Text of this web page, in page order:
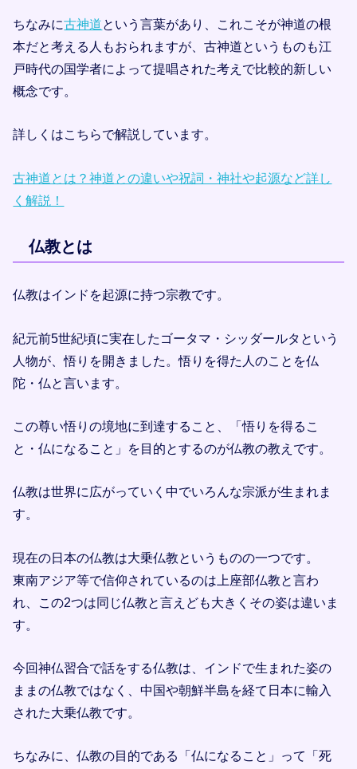
ちなみに古神道という言葉があり、これこそが神道の根
本だと考える人もおられますが、古神道というものも江
戸時代の国学者によって提唱された考えで比較的新しい
概念です。
詳しくはこちらで解説しています。
古神道とは？神道との違いや祝詞・神社や起源など詳し
く解説！
仏教とは
仏教はインドを起源に持つ宗教です。
紀元前5世紀頃に実在したゴータマ・シッダールタという
人物が、悟りを開きました。悟りを得た人のことを仏
陀・仏と言います。
この尊い悟りの境地に到達すること、「悟りを得るこ
と・仏になること」を目的とするのが仏教の教えです。
仏教は世界に広がっていく中でいろんな宗派が生まれま
す。
現在の日本の仏教は大乗仏教というものの一つです。
東南アジア等で信仰されているのは上座部仏教と言わ
れ、この2つは同じ仏教と言えども大きくその姿は違いま
す。
今回神仏習合で話をする仏教は、インドで生まれた姿の
ままの仏教ではなく、中国や朝鮮半島を経て日本に輸入
された大乗仏教です。
ちなみに、仏教の目的である「仏になること」って「死